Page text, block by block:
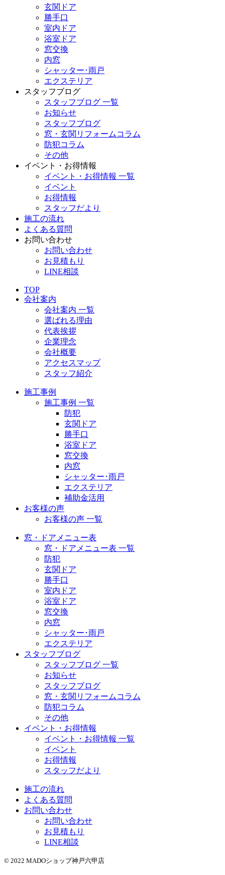
玄関ドア
勝手口
室内ドア
浴室ドア
窓交換
内窓
シャッター･雨戸
エクステリア
スタッフブログ
スタッフブログ 一覧
お知らせ
スタッフブログ
窓・玄関リフォームコラム
防犯コラム
その他
イベント・お得情報
イベント・お得情報 一覧
イベント
お得情報
スタッフだより
施工の流れ
よくある質問
お問い合わせ
お問い合わせ
お見積もり
LINE相談
TOP
会社案内
会社案内 一覧
選ばれる理由
代表挨拶
企業理念
会社概要
アクセスマップ
スタッフ紹介
施工事例
施工事例 一覧
防犯
玄関ドア
勝手口
浴室ドア
窓交換
内窓
シャッター･雨戸
エクステリア
補助金活用
お客様の声
お客様の声 一覧
窓・ドアメニュー表
窓・ドアメニュー表 一覧
防犯
玄関ドア
勝手口
室内ドア
浴室ドア
窓交換
内窓
シャッター･雨戸
エクステリア
スタッフブログ
スタッフブログ 一覧
お知らせ
スタッフブログ
窓・玄関リフォームコラム
防犯コラム
その他
イベント・お得情報
イベント・お得情報 一覧
イベント
お得情報
スタッフだより
施工の流れ
よくある質問
お問い合わせ
お問い合わせ
お見積もり
LINE相談
© 2022 MADOショップ神戸六甲店